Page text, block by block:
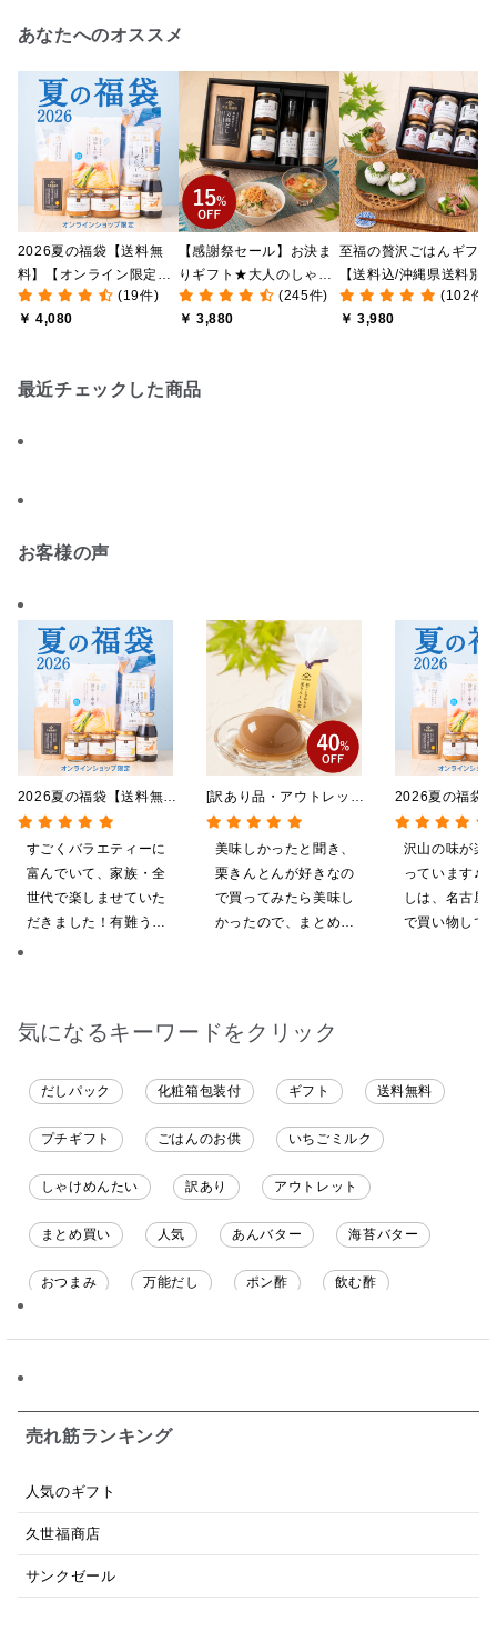
あなたへのオススメ
2026夏の福袋【送料無
料】【オンライン限定】
【ポイントキャンペーン
実施中】【のし・ラッピ
(19件)
￥ 4,080
【感謝祭セール】お決ま
りギフト★大人のしゃけ
しゃけめんたい入り【送
料込/沖縄県送料別途】
(245件)
￥ 3,880
至福の贅沢ごはんギフト
【送料込/沖縄県送料別
途】【化粧箱包装付/オン
ライン限定】
(102件)
￥ 3,980
最近チェックした商品
お客様の声
2026夏の福袋【送料無
料】【オンライン限定】
【ポイントキャンペーン実
施中】【のし・ラッピン
グ・化粧箱詰め不可】
すごくバラエティーに
富んでいて、家族・全
世代で楽しませていた
だきました！有難うご
2026夏の福袋
料】【オンライ
【ポイントキ
施中】【のし
グ・化粧箱詰
沢山の味が楽
っています♪
しは、名古屋
で買い物して
[訳あり品・アウトレット]
[賞味期限2026年09月09
日]絹ごしなめらか 栗き
んとんゼリー 81g【季節
限定】
美味しかったと聞き、
栗きんとんが好きなの
で買ってみたら美味し
かったので、まとめ買
気になるキーワードをクリック
だしパック 化粧箱包装付 ギフト 送料無料
プチギフト ごはんのお供 いちごミルク
しゃけめんたい 訳あり アウトレット
まとめ買い 人気 あんバター 海苔バター
おつまみ 万能だし ポン酢 飲む酢
パスタソース 醤油
日本ワイン
売れ筋ランキング
人気のギフト
久世福商店
サンクゼール